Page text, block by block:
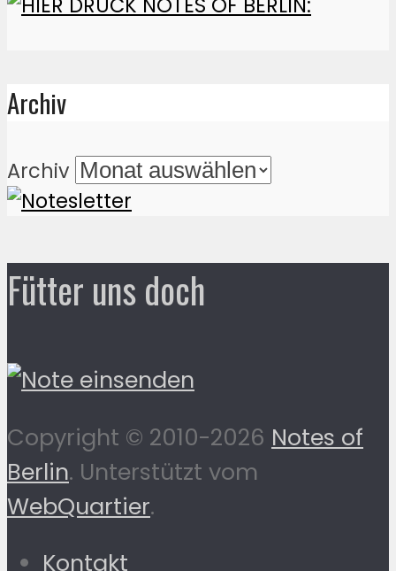
Archiv
Archiv
Fütter uns doch
Copyright © 2010-2026 Notes of
Berlin. Unterstützt vom
WebQuartier.
Kontakt